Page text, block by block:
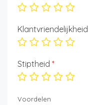
Klantvriendelijkheid
Stiptheid *
Voordelen